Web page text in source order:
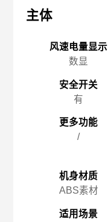
主体
风速电量显示
数显
安全开关
有
更多功能
/
机身材质
ABS素材
适用场景